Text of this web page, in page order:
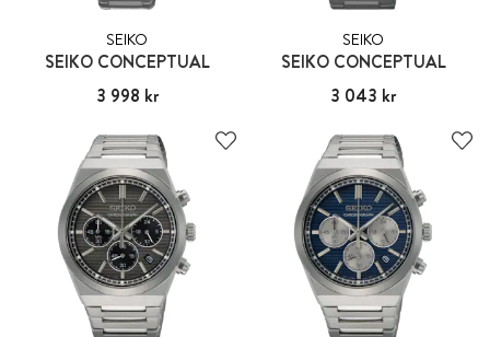
SEIKO
SEIKO CONCEPTUAL
Pris :3 998 kr
3 998 kr
SEIKO
SEIKO CONCEPTUAL
Pris :3 043 kr
3 043 kr